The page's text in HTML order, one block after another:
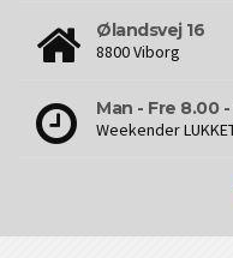
Ølandsvej 16
8800 Viborg
Man - Fre 8.00 -
Weekender